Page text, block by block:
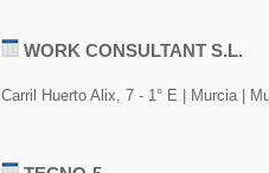
WORK CONSULTANT S.L.
Carril Huerto Alix, 7 - 1° E | Murcia |